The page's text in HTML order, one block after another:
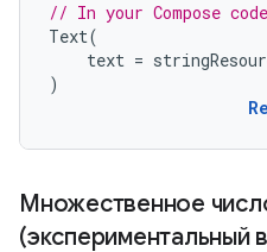
// In your Compose code
Text(
text =
)
Множественное
(экспериментальный